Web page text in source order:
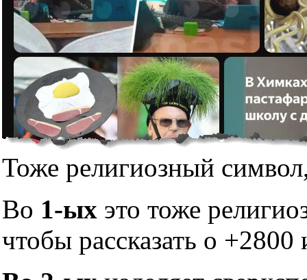
Тоже религиозный
Во 1-ых это тоже
чтобы рассказать о +2800